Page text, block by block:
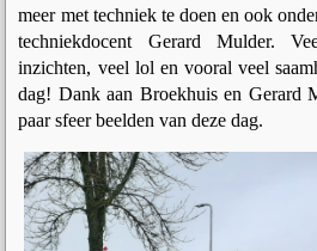
meer met techniek te doen en ook
techniekdocent Gerard Mulder.
inzichten, veel lol en vooral veel
dag! Dank aan Broekhuis en Gerard
paar sfeer beelden van deze dag.